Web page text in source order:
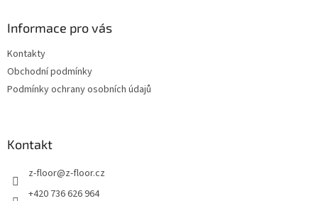
Informace pro vás
Kontakty
Obchodní podmínky
Podmínky ochrany osobních údajů
Kontakt
z-floor@z-floor.cz
+420 736 626 964